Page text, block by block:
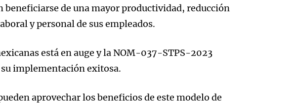
beneficiarse de una mayor productividad, reducción
y personal de sus empleados.
está en auge y la NOM-037-STPS-2023
implementación exitosa.
aprovechar los beneficios de este modelo de